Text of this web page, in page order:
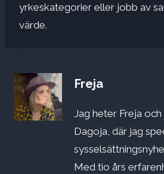
yrkeskategorier eller jobb av
värde.
Freja
Jag heter Freja
Dagoja, där jag
Med tio års